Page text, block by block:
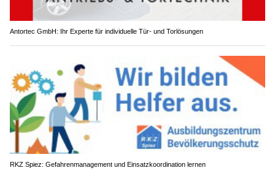
Antortec GmbH: Ihr Experte für individuelle Tür- und Torlösungen
RKZ Spiez: Gefahrenmanagement und Einsatzkoordination lernen